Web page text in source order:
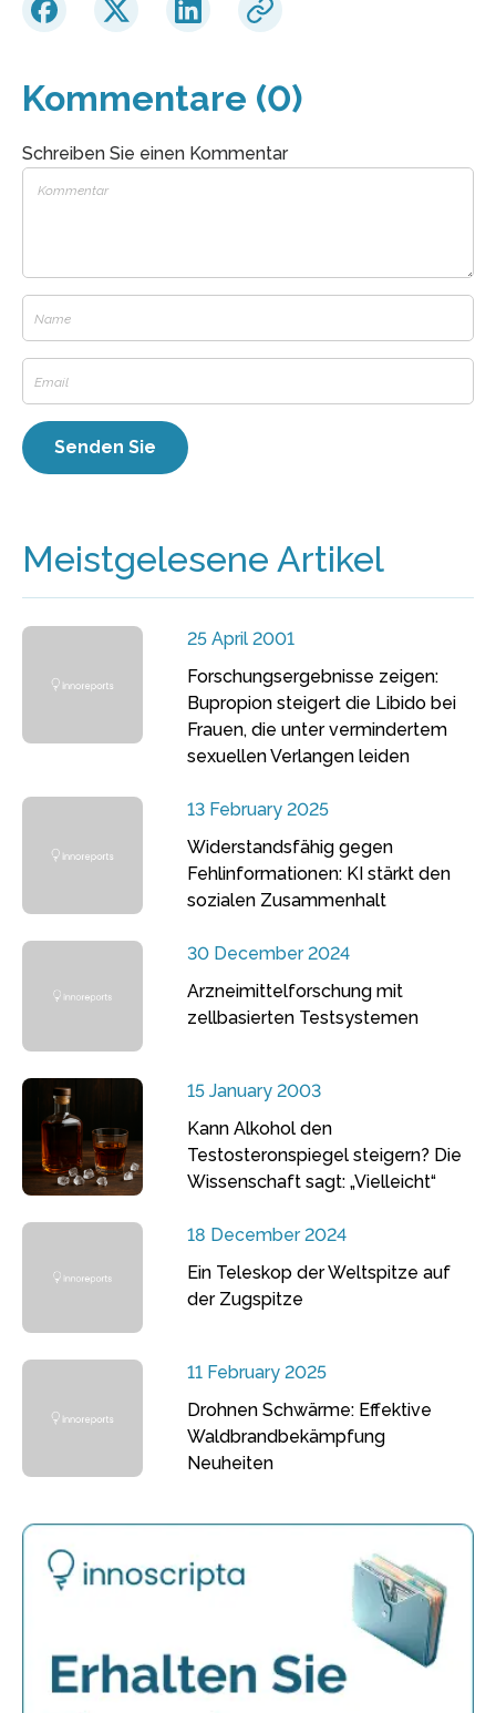
Kommentare (0)
Schreiben Sie einen Kommentar
Meistgelesene Artikel
25 April 2001
Forschungsergebnisse zeigen:
Bupropion steigert die Libido bei
Frauen, die unter vermindertem
sexuellen Verlangen leiden
13 February 2025
Widerstandsfähig gegen
Fehlinformationen: KI stärkt den
sozialen Zusammenhalt
30 December 2024
Arzneimittelforschung mit
zellbasierten Testsystemen
15 January 2003
Kann Alkohol den
Testosteronspiegel steigern? Die
Wissenschaft sagt: „Vielleicht“
18 December 2024
Ein Teleskop der Weltspitze auf
der Zugspitze
11 February 2025
Drohnen Schwärme: Effektive
Waldbrandbekämpfung
Neuheiten